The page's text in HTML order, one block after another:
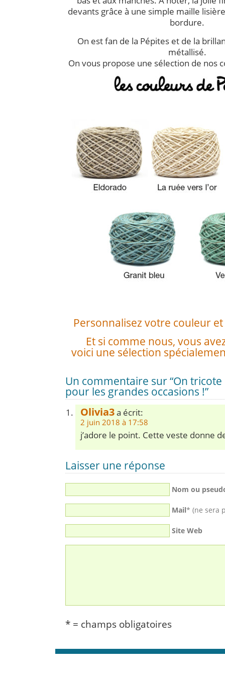
devants grâce à une simple maille
bordure.
On est fan de la Pépites et de la
métallisé.
On vous propose une sélection de nos
Personnalisez votre couleur
Et si comme nous, vous
voici une sélection
Un commentaire sur “On
pour les grandes occasions !”
Olivia3a écrit:
2 juin 2018 à 17:58
j’adore le point. Cette veste donne
Laisser une réponse
Nom ou
Mail* (ne sera
Site Web
* = champs obligatoires